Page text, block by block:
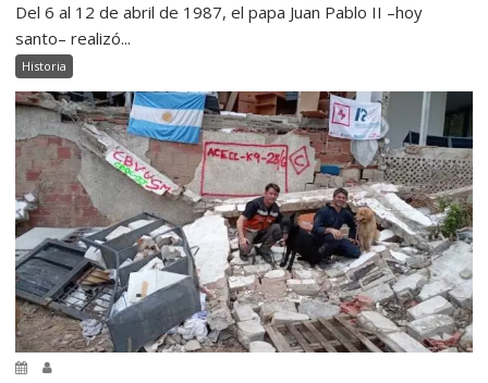
Del 6 al 12 de abril de 1987, el papa Juan Pablo II –hoy
santo– realizó...
Historia